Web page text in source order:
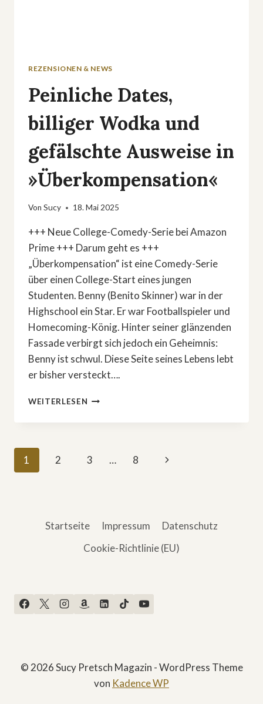
REZENSIONEN & NEWS
Peinliche Dates,
billiger Wodka und
gefälschte Ausweise in
»Überkompensation«
Von Sucy 18. Mai 2025
+++ Neue College-Comedy-Serie bei Amazon
Prime +++ Darum geht es +++
„Überkompensation“ ist eine Comedy-Serie
über einen College-Start eines jungen
Studenten. Benny (Benito Skinner) war in der
Highschool ein Star. Er war Footballspieler und
Homecoming-König. Hinter seiner glänzenden
Fassade verbirgt sich jedoch ein Geheimnis:
Benny ist schwul. Diese Seite seines Lebens lebt
er bisher versteckt….
WEITERLESEN PEINLICHE
BILLIGER
GEFÄLSCHTE
Seitennavigation
1 2 3 … 8
Nächste
Startseite Impressum
Datenschutz
Cookie-Richtlinie (EU)
© 2026 Sucy Pretsch Magazin - WordPress Theme
von Kadence WP